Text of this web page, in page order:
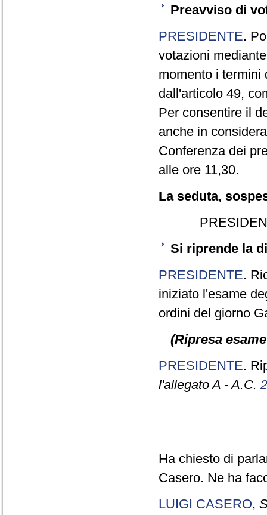
Preavviso di
PRESIDENTE.
votazioni
momento i termini
dall'articolo 49,
Per consentire il
anche in
Conferenza dei
alle ore 11,30.
La seduta,
Si riprende la
PRESIDENTE.
iniziato l'esame
ordini del giorno
(Ripresa
PRESIDENTE.
l'allegato A - A.C.
Ha chiesto di
Casero. Ne ha
LUIGI CASERO,